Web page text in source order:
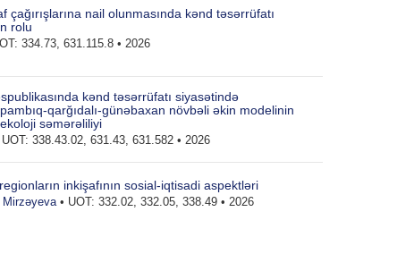
çağırışlarına nail olunmasında kənd təsərrüfatı
rolu
334.73, 631.115.8 • 2026
kənd təsərrüfatı siyasətində
qarğıdalı-günəbaxan növbəli əkin modelinin
səmərəliliyi
338.43.02, 631.43, 631.582 • 2026
inkişafının sosial-iqtisadi aspektləri
Mirzəyeva• UOT: 332.02, 332.05, 338.49 • 2026